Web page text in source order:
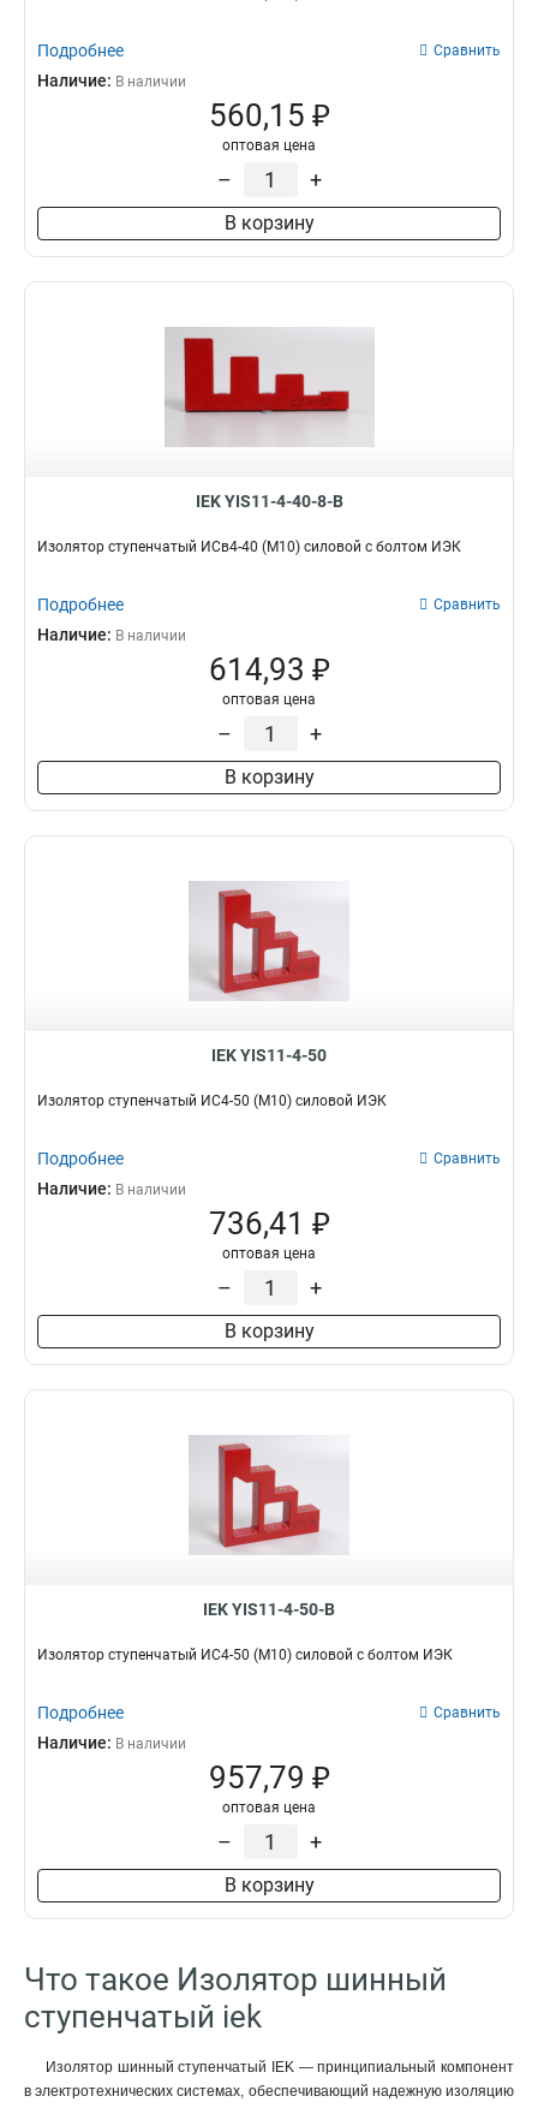
Подробнее Сравнить
Наличие: В наличии
560,15 ₽
оптовая цена
– +
В корзину
IEK YIS11-4-40-8-B
Изолятор ступенчатый ИСв4-40 (М10) силовой с болтом ИЭК
Подробнее Сравнить
Наличие: В наличии
614,93 ₽
оптовая цена
– +
В корзину
IEK YIS11-4-50
Изолятор ступенчатый ИС4-50 (М10) силовой ИЭК
Подробнее Сравнить
Наличие: В наличии
736,41 ₽
оптовая цена
– +
В корзину
IEK YIS11-4-50-B
Изолятор ступенчатый ИС4-50 (М10) силовой с болтом ИЭК
Подробнее Сравнить
Наличие: В наличии
957,79 ₽
оптовая цена
– +
В корзину
Что такое Изолятор шинный
ступенчатый iek
Изолятор шинный ступенчатый IEK — принципиальный компонент
в электротехнических системах, обеспечивающий надежную изоляцию